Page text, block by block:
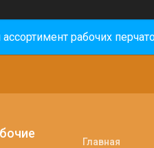
рабочих
Главная